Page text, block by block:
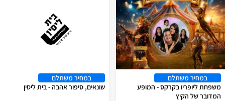
במחיר משתלם
משפחת ליופריו בקרקס - המופע
המדובר של הקיץ
במחיר משתלם
שונאים, סיפור אהבה - בית ליסין